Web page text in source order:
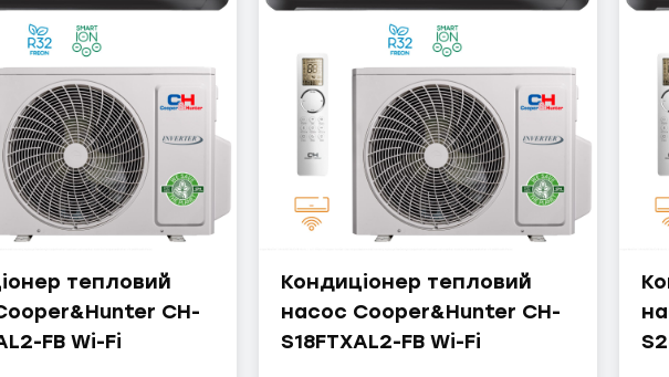
тепловий
CH-
FB Wi-Fi
Кондиціонер тепловий
насос Cooper&Hunter CH-
S18FTXAL2-FB Wi-Fi